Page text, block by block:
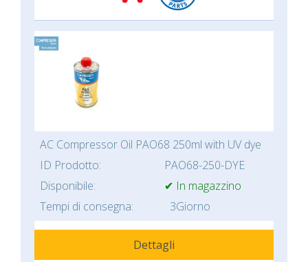
AC Compressor Oil PAO68 250ml with UV dye
ID Prodotto:
PAO68-250-DYE
Disponibile:
✔ In magazzino
Tempi di consegna:
3Giorno
Dettagli